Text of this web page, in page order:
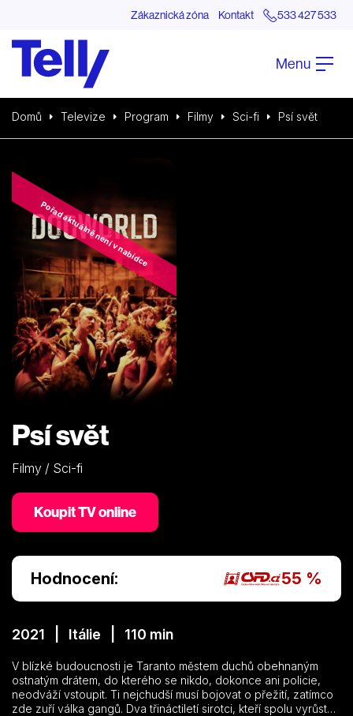
Zákaznická zóna Kontakt 533 427 533
Menu
Domů Televize Program Filmy Sci-fi Psí svět
Pořad aktuálně není v nabídce
Psí svět
Filmy / Sci-fi
Koupit TV online
Hodnocení: 55 %
2021 | Itálie | 110 min
V blízké budoucnosti je Taranto městem duchů obehnaným
ostnatým drátem, do kterého se nikdo, dokonce ani policie,
neodváží vstoupit. Ti nejchudší musí bojovat o přežití, zatímco
zde zuří válka gangů. Dva třináctiletí sirotci, kteří spolu vyrůstali,